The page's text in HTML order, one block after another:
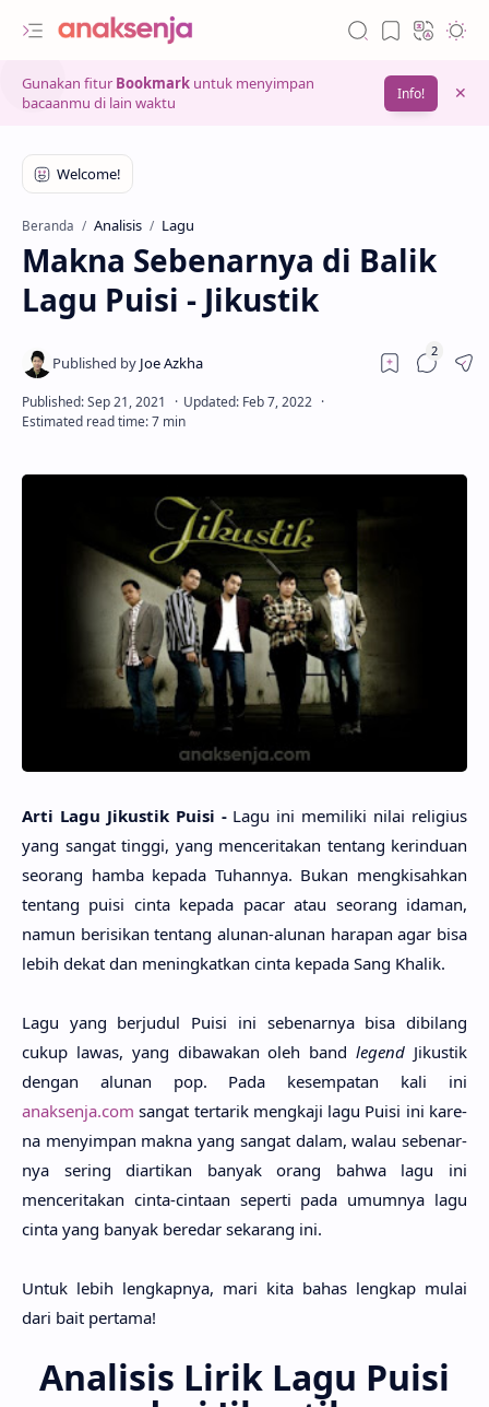
Gunakan fitur Bookmark untuk menyimpan
bacaanmu di lain waktu
Info!
Beranda Analisis Lagu
Makna Sebenarnya di Balik
Lagu Puisi - Jikustik
Arti Lagu Jikus­tik Puisi -Lagu ini memili­ki nilai religi­us
yang sangat ting­gi, yang mencerita­kan ten­tang kerindu­an
seo­rang hamba kepa­da Tuhan­nya. Bukan mengkisah­kan
ten­tang puisi cinta kepa­da pacar atau seo­rang ida­man,
namun berisi­kan ten­tang alu­nan-alu­nan hara­pan agar bisa
lebih dekat dan meningkat­kan cinta kepa­da Sang Kha­lik.
Lagu yang berju­dul Puisi ini sebenar­nya bisa dibi­lang
cukup lawas, yang dibawa­kan oleh bandlegend Jikus­tik
dengan alu­nan pop. Pada kesempa­tan kali ini
anaksenja.com sangat terta­rik mengka­ji lagu Puisi ini kare­
na menyim­pan makna yang sangat dalam, walau sebenar­
nya sering diarti­kan banyak orang bahwa lagu ini
mencerita­kan cinta-cinta­an seper­ti pada umum­nya lagu
cinta yang banyak bere­dar seka­rang ini.
Untuk lebih lengkap­nya, mari kita bahas leng­kap mulai
dari bait perta­ma!
Analisis Lirik Lagu Puisi